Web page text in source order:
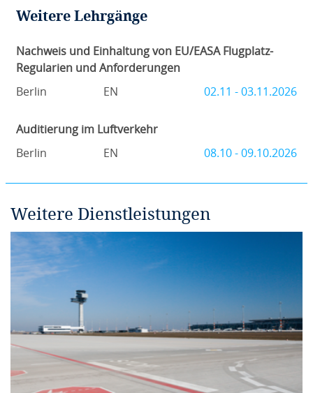
Weitere Lehrgänge
Nachweis und Einhaltung von EU/EASA Flugplatz-
Regularien und Anforderungen
Berlin
EN 02.11 - 03.11.2026
Auditierung im Luftverkehr
Berlin
EN 08.10 - 09.10.2026
Weitere Dienstleistungen